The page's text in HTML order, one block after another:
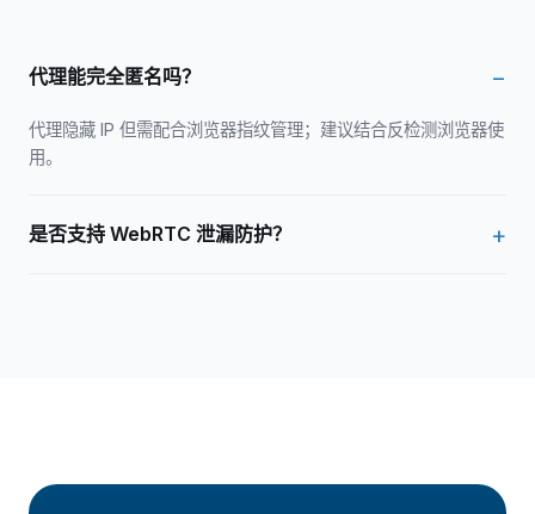
代理能完全匿名吗？
代理隐藏 IP 但需配合浏览器指纹管理；建议结合反检测浏览器使
用。
是否支持 WebRTC 泄漏防护？